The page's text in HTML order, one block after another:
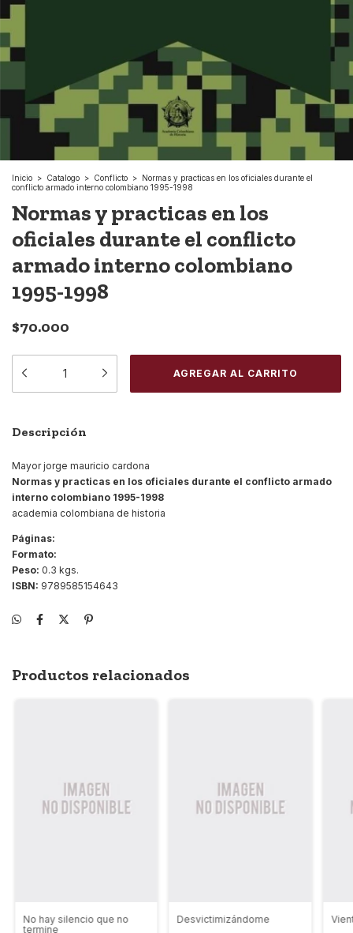
Inicio > Catalogo > Conflicto > Normas y practicas en los oficiales durante el
conflicto armado interno colombiano 1995-1998
Normas y practicas en los
oficiales durante el conflicto
armado interno colombiano
1995-1998
$70.000
Descripción
Mayor jorge mauricio cardona
Normas y practicas en los oficiales durante el conflicto armado
interno colombiano 1995-1998
academia colombiana de historia
Páginas:
Formato:
Peso: 0.3 kgs.
ISBN: 9789585154643
Productos relacionados
No hay silencio que no
termine
Desvictimizándome